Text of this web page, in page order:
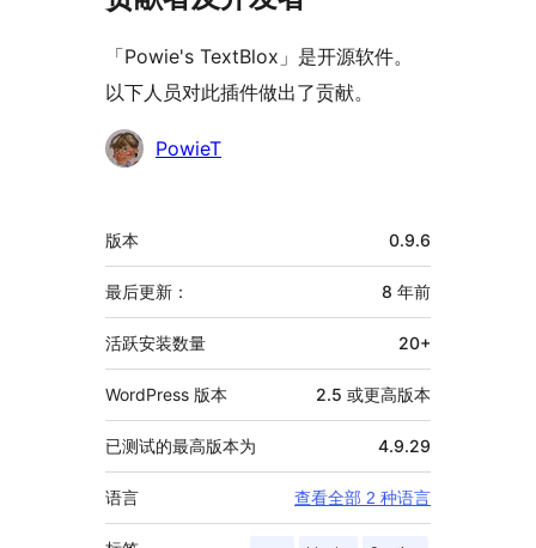
「Powie's TextBlox」是开源软件。
以下人员对此插件做出了贡献。
贡
PowieT
额
外
信
息
版本 0.9.6
最后更新： 8 年前
活跃安装数量 20+
WordPress 版本 2.5 或更高版本
已测试的最高版本为 4.9.29
语言 查看全部 2 种语言